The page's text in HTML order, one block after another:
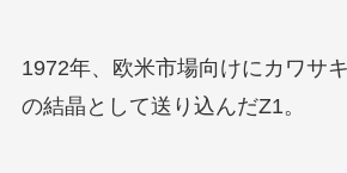
1972年、欧米市場向けにカワサ
の結晶として送り込んだZ1。